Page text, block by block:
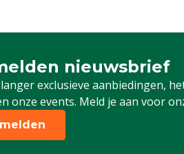
nieuwsbrief
exclusieve aanbiedingen,
onze events. Meld je aan voor
in voor onze nieuwsbrief